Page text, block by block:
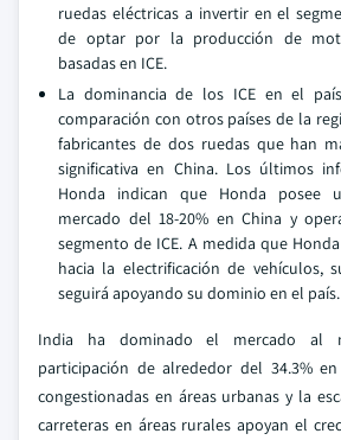
ruedas eléctricas a invertir en el
de optar por la producción de
basadas en ICE.
La dominancia de los ICE en el
comparación con otros países de la
fabricantes de dos ruedas que han
significativa en China. Los últimos
Honda indican que Honda posee
mercado del 18-20% en China y
segmento de ICE. A medida que
hacia la electrificación de vehículos,
seguirá apoyando su dominio en el país.
India ha dominado el mercado al
participación de alrededor del 34.3%
congestionadas en áreas urbanas y la
carreteras en áreas rurales apoyan el